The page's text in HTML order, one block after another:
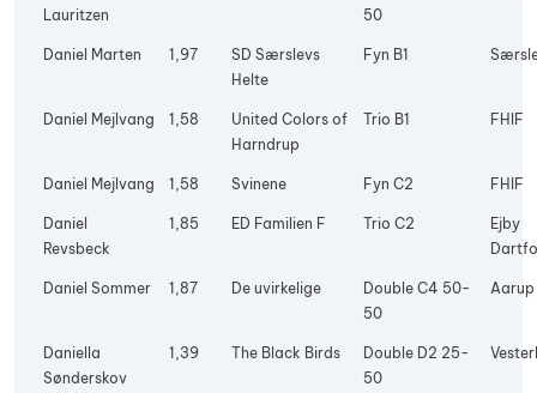
Lauritzen
50
Daniel Marten 1,97
SD Særslevs
Helte
Fyn B1
Daniel Mejlvang 1,58
United Colors of
Harndrup
Trio B1 FHIF
Daniel Mejlvang 1,58 Svinene Fyn C2 FHIF
Daniel
Revsbeck
1,85 ED Familien F Trio C2
Ejby
Daniel Sommer 1,87 De uvirkelige
Double C4 50-
50
Daniella
Sønderskov
1,39 The Black Birds
Double D2 25-
50